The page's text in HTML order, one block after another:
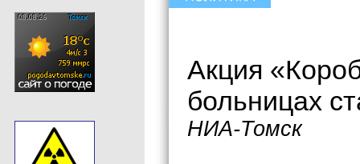
Акция
больницах
НИА-Томск